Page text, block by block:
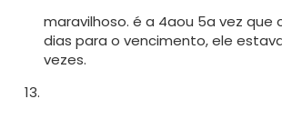
maravilhoso. é a 4aou 5a vez
dias para o vencimento, ele
vezes.